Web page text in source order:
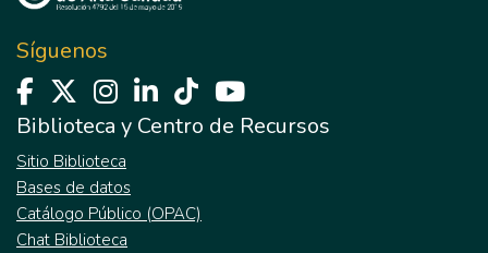
Síguenos
Biblioteca y Centro de Recursos
Sitio Biblioteca
Bases de datos
Catálogo Público (OPAC)
Chat Biblioteca